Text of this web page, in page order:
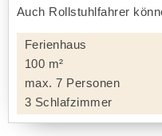
Auch Rollstuhlfahrer
Ferienhaus
100 m²
max. 7 Personen
3 Schlafzimmer